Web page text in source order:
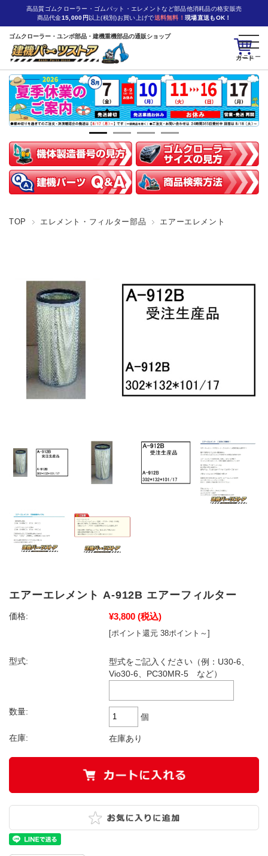
カート
高品質ゴムクローラー・ゴムパット・エレメントなど部品他消耗品の格安販売
商品代金15,000円 以上(税別)お買い上げで送料無料！ 現場直送もOK！
ゴムクローラー・ユンボ部品・建機重機部品の通販ショップ
TOP エレメント・フィルター部品 エアーエレメント
エアーエレメント A-912B エアーフィルター
価格: ¥3,800 (税込)
[ポイント還元 38ポイント～]
型式:
型式をご記入ください（例：U30-6、
Vio30-6、PC30MR-5 など）
数量:
個
在庫: 在庫あり